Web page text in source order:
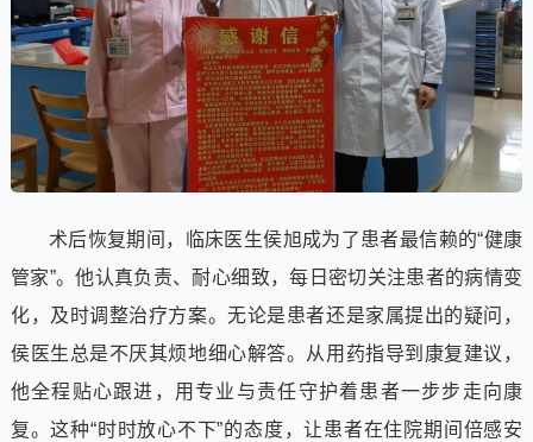
术后恢复期间，临床医生侯旭成为了患者最信赖的“健康
管家”。他认真负责、耐心细致，每日密切关注患者的病情变
化，及时调整治疗方案。无论是患者还是家属提出的疑问，
侯医生总是不厌其烦地细心解答。从用药指导到康复建议，
他全程贴心跟进，用专业与责任守护着患者一步步走向康
复。这种“时时放心不下”的态度，让患者在住院期间倍感安